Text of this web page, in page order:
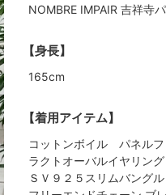
NOMBRE IMPAIR 吉祥寺
【身長】
165cm
【着用アイテム】
コットンボイル パネルフ
ラクトオーバルイヤリング
ＳＶ９２５スリムバングル